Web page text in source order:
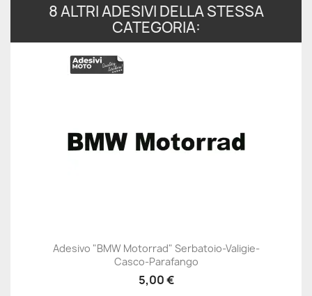
8 ALTRI ADESIVI DELLA STESSA
CATEGORIA:
Adesivo "BMW Motorrad" Serbatoio-Valigie-
Casco-Parafango
5,00 €